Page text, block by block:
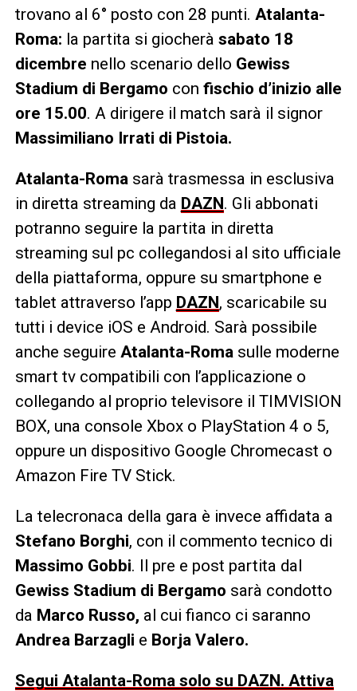
trovano al 6° posto con 28 punti. Atalanta-
Roma: la partita si giocherà sabato 18
dicembre nello scenario dello Gewiss
Stadium di Bergamo con fischio d’inizio alle
ore 15.00. A dirigere il match sarà il signor
Massimiliano Irrati di Pistoia.
Atalanta-Roma sarà trasmessa in esclusiva
in diretta streaming da DAZN. Gli abbonati
potranno seguire la partita in diretta
streaming sul pc collegandosi al sito ufficiale
della piattaforma, oppure su smartphone e
tablet attraverso l’app DAZN, scaricabile su
tutti i device iOS e Android. Sarà possibile
anche seguire Atalanta-Roma sulle moderne
smart tv compatibili con l’applicazione o
collegando al proprio televisore il TIMVISION
BOX, una console Xbox o PlayStation 4 o 5,
oppure un dispositivo Google Chromecast o
Amazon Fire TV Stick.
La telecronaca della gara è invece affidata a
Stefano Borghi, con il commento tecnico di
Massimo Gobbi. Il pre e post partita dal
Gewiss Stadium di Bergamo sarà condotto
da Marco Russo, al cui fianco ci saranno
Andrea Barzagli e Borja Valero.
Segui Atalanta-Roma solo su DAZN. Attiva